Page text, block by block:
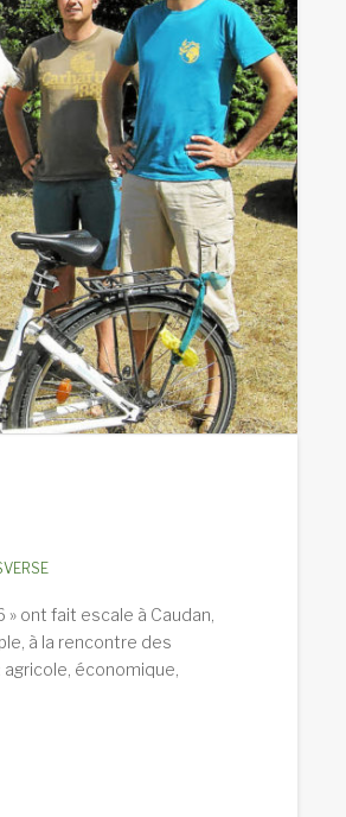
ont fait escale à Caudan,
à la rencontre des
économique,